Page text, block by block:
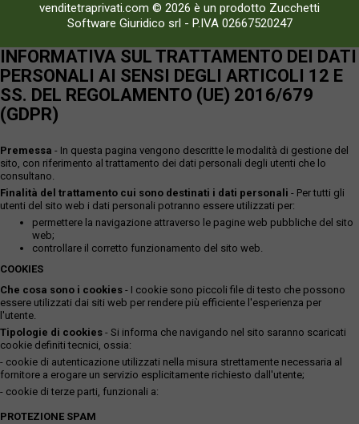
venditetraprivati.com © 2026 è un prodotto Zucchetti
Software Giuridico srl - P.IVA 02667520247
INFORMATIVA SUL TRATTAMENTO DEI DATI
PERSONALI AI SENSI DEGLI ARTICOLI 12 E
SS. DEL REGOLAMENTO (UE) 2016/679
(GDPR)
Premessa - In questa pagina vengono descritte le modalità di gestione del
sito, con riferimento al trattamento dei dati personali degli utenti che lo
consultano.
Finalità del trattamento cui sono destinati i dati personali - Per tutti gli
utenti del sito web i dati personali potranno essere utilizzati per:
permettere la navigazione attraverso le pagine web pubbliche del sito
web;
controllare il corretto funzionamento del sito web.
COOKIES
Che cosa sono i cookies - I cookie sono piccoli file di testo che possono
essere utilizzati dai siti web per rendere più efficiente l'esperienza per
l'utente.
Tipologie di cookies - Si informa che navigando nel sito saranno scaricati
cookie definiti tecnici, ossia:
- cookie di autenticazione utilizzati nella misura strettamente necessaria al
fornitore a erogare un servizio esplicitamente richiesto dall'utente;
- cookie di terze parti, funzionali a:
PROTEZIONE SPAM